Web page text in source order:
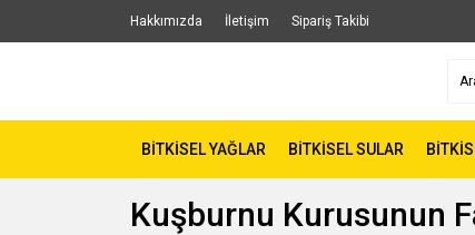
Hakkımızda İletişim Sipariş Takibi
BİTKİSEL YAĞLAR BİTKİSEL SULAR
Kuşburnu Kurusunun